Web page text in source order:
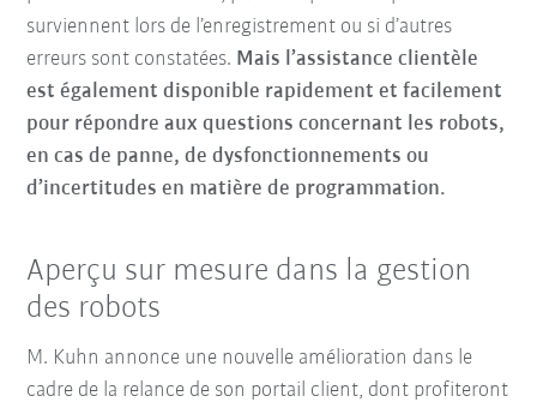
surviennent lors de l’enregistrement ou si d’autres
erreurs sont constatées. Mais l’assistance clientèle
est également disponible rapidement et facilement
pour répondre aux questions concernant les robots,
en cas de panne, de dysfonctionnements ou
d’incertitudes en matière de programmation.
Aperçu sur mesure dans la gestion
des robots
M. Kuhn annonce une nouvelle amélioration dans le
cadre de la relance de son portail client, dont profiteront